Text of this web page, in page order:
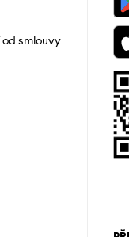
smlouvy